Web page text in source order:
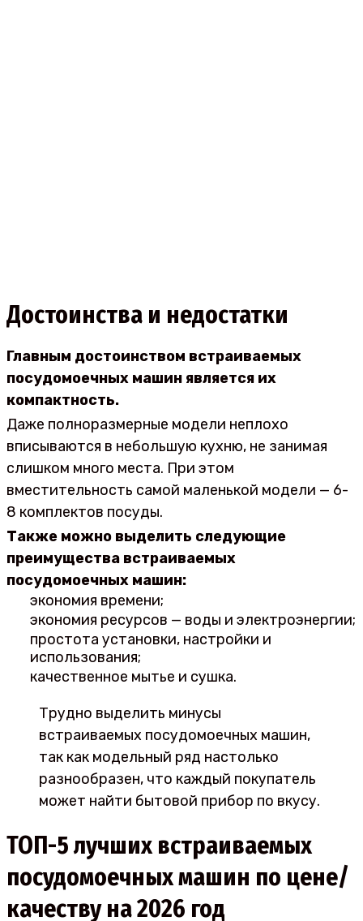
Достоинства и недостатки
Главным достоинством встраиваемых
посудомоечных машин является их
компактность.
Даже полноразмерные модели неплохо
вписываются в небольшую кухню, не занимая
слишком много места. При этом
вместительность самой маленькой модели — 6-
8 комплектов посуды.
Также можно выделить следующие
преимущества встраиваемых
посудомоечных машин:
экономия времени;
экономия ресурсов — воды и электроэнергии;
простота установки, настройки и
использования;
качественное мытье и сушка.
Трудно выделить минусы
встраиваемых посудомоечных машин,
так как модельный ряд настолько
разнообразен, что каждый покупатель
может найти бытовой прибор по вкусу.
ТОП-5 лучших встраиваемых
посудомоечных машин по цене/
качеству на 2026 год